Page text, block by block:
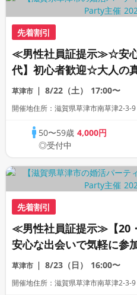
先着割引
≪男性社員証提示≫☆安
代】初心者歓迎☆大人の
命のお相手探し♡
草津市 8/22（土） 17:00〜
開催地住所：滋賀県草津市南草津2-3-
50〜59歳4,000円
◎受付中
先着割引
≪男性社員証提示≫【20
安心な出会いで気軽に参
ー♪初心者歓迎
草津市 8/23（日） 16:00〜
開催地住所：滋賀県草津市南草津2-3-